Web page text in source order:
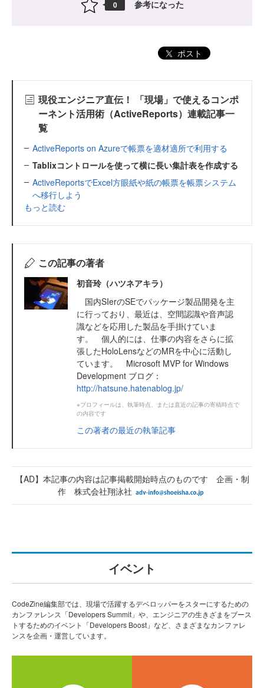
0 参考になった
ポスト
現役エンジニア直伝！ 「現場」で使えるコンポ
ーネント活用術（ActiveReports）連載記事一
覧
ActiveReports on Azureで帳票を適材適所で利用する
Tablixコントロールを使って横に長い集計表を作成する
ActiveReportsでExcel方眼紙や紙の帳票を帳票システム
へ移行しよう
もっと読む
この記事の著者
初音玲（ハツネアキラ）
国内SIerのSEでパッケージ製品開発を主
に行っており、最近は、空間認識や音声認
識などを応用した製品を手掛けていま
す。 個人的には、仕事の内容をさらに拡
張したHoloLensなどのMRを中心に活動し
ています。 Microsoft MVP for Windows
Development ブログ：
http://hatsune.hatenablog.jp/
※プロフィールは、執筆時点、または直近の記事の寄稿時点で
の内容です
この著者の最近の執筆記事
【AD】本記事の内容は記事掲載開始時点のものです 企画・制
作 株式会社翔泳社
イベント
CodeZine編集部では、現場で活躍するデベロッパーをスターにするための
カンファレンス「Developers Summit」や、エンジニアの生きざまをブース
トするためのイベント「Developers Boost」など、さまざまなカンファレ
ンスを企画・運営しています。